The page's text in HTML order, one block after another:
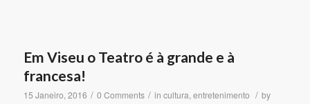
Em Viseu o Teatro é à grande e à
francesa!
15 Janeiro, 2016 / 0 Comments / in cultura, entretenimento / by